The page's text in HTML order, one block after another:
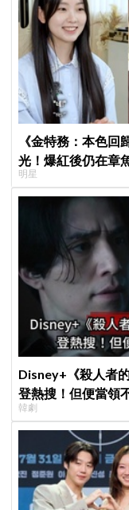
《金特務：本色回
光！爆紅後仍在章
呼：「妳怎麼會在
明星
Disney+《殺人者
登熱搜！但便當領
韓劇